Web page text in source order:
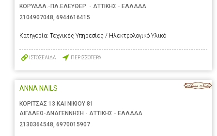
ΚΟΡΥΔΑΛ.-ΠΛ.ΕΛΕΥΘΕΡ. - ΑΤΤΙΚΗΣ - ΕΛΛΑΔΑ
2104907048, 6944616415
Κατηγορία: Τεχνικές Υπηρεσίες / Ηλεκτρολογικό Υλικό
ΙΣΤΟΣΕΛΙΔΑ ΠΕΡΙΣΣΟΤΕΡΑ
ANNA NAILS
ΚΟΡΙΤΣΑΣ 13 ΚΑΙ ΝΙΚΙΟΥ 81
ΑΙΓΑΛΕΩ-ΑΝΑΓΕΝΝΗΣΗ - ΑΤΤΙΚΗΣ - ΕΛΛΑΔΑ
2130364548, 6970015907